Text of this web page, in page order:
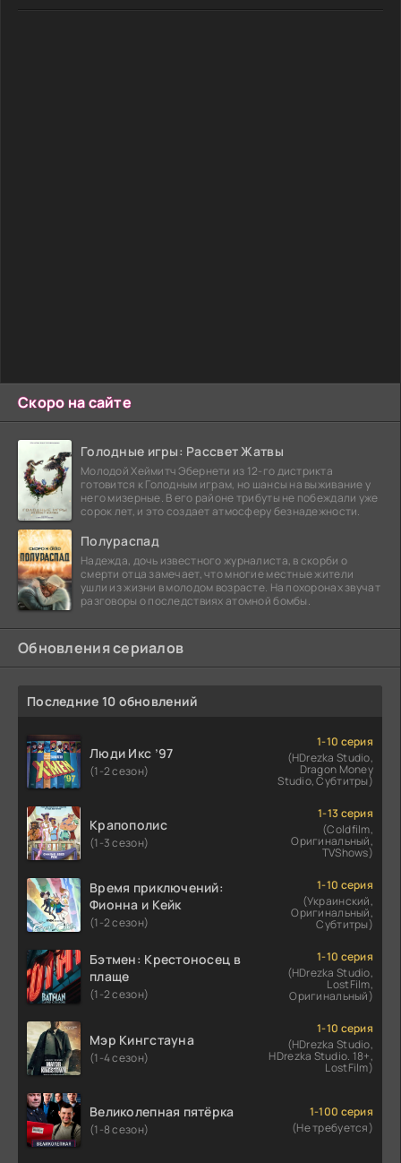
Скоро на сайте
Голодные игры: Рассвет Жатвы
Молодой Хеймитч Эбернети из 12-го дистрикта
готовится к Голодным играм, но шансы на выживание у
него мизерные. В его районе трибуты не побеждали уже
сорок лет, и это создает атмосферу безнадежности.
Полураспад
Надежда, дочь известного журналиста, в скорби о
смерти отца замечает, что многие местные жители
ушли из жизни в молодом возрасте. На похоронах звучат
разговоры о последствиях атомной бомбы.
Обновления сериалов
Последние 10 обновлений
Люди Икс ’97
(1-2 сезон)
1-10 серия
(HDrezka Studio,
Dragon Money
Studio, Субтитры)
Крапополис
(1-3 сезон)
1-13 серия
(Coldfilm,
Оригинальный,
TVShows)
Время приключений:
Фионна и Кейк
(1-2 сезон)
1-10 серия
(Украинский,
Оригинальный,
Субтитры)
Бэтмен: Крестоносец в
плаще
(1-2 сезон)
1-10 серия
(HDrezka Studio,
LostFilm,
Оригинальный)
Мэр Кингстауна
(1-4 сезон)
1-10 серия
(HDrezka Studio,
HDrezka Studio. 18+,
LostFilm)
Великолепная пятёрка
(1-8 сезон)
1-100 серия
(Не требуется)